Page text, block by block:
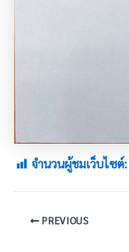
จำนวนผู้ชมเว็บไซต์:
PREVIOUS